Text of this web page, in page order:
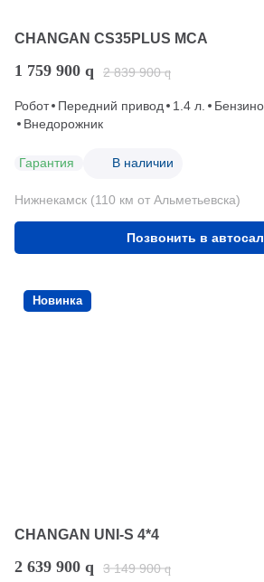
CHANGAN CS35PLUS MCA
1 759 900 q 2 839 900 q
Робот Передний привод 1.4 л.
Внедорожник
Гарантия В наличии
Нижнекамск (110 км от Альметьевска)
Позвонить в
Новинка
CHANGAN UNI-S 4*4
2 639 900 q 3 149 900 q